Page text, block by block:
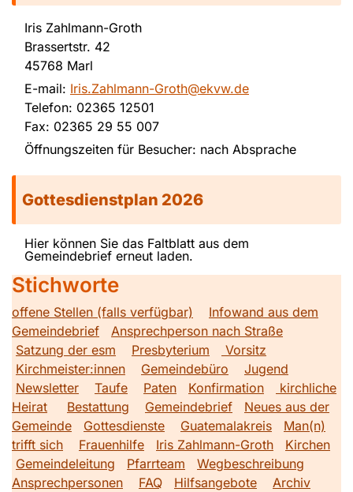
Iris Zahlmann-Groth
Brassertstr. 42
45768 Marl
E-mail: Iris.Zahlmann-Groth@ekvw.de
Telefon: 02365 12501
Fax: 02365 29 55 007
Öffnungszeiten für Besucher: nach Absprache
Gottesdienstplan 2026
Hier können Sie das Faltblatt aus dem
Gemeindebrief erneut laden.
Stichworte
offene Stellen (falls verfügbar)
Infowand aus dem
Gemeindebrief
Ansprechperson nach Straße
Satzung der esm
Presbyterium
Vorsitz
Kirchmeister:innen
Gemeindebüro
Jugend
Newsletter
Taufe Paten Konfirmation
kirchliche
Heirat
Bestattung Gemeindebrief
Neues aus der
Gemeinde
Gottesdienste Guatemalakreis
Man(n)
trifft sich
Frauenhilfe Iris Zahlmann-Groth
Kirchen
Gemeindeleitung
Pfarrteam
Wegbeschreibung
Ansprechpersonen
FAQ Hilfsangebote
Archiv